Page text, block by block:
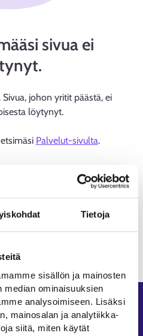
Tietoja
sisällön ja mainosten
median ominaisuuksien
analysoimiseen. Lisäksi
mainosalan ja analytiikka-
siitä, miten käytät
sivua ei
johon yritit päästä, ei
löytynyt.
Palvelut-sivulta.